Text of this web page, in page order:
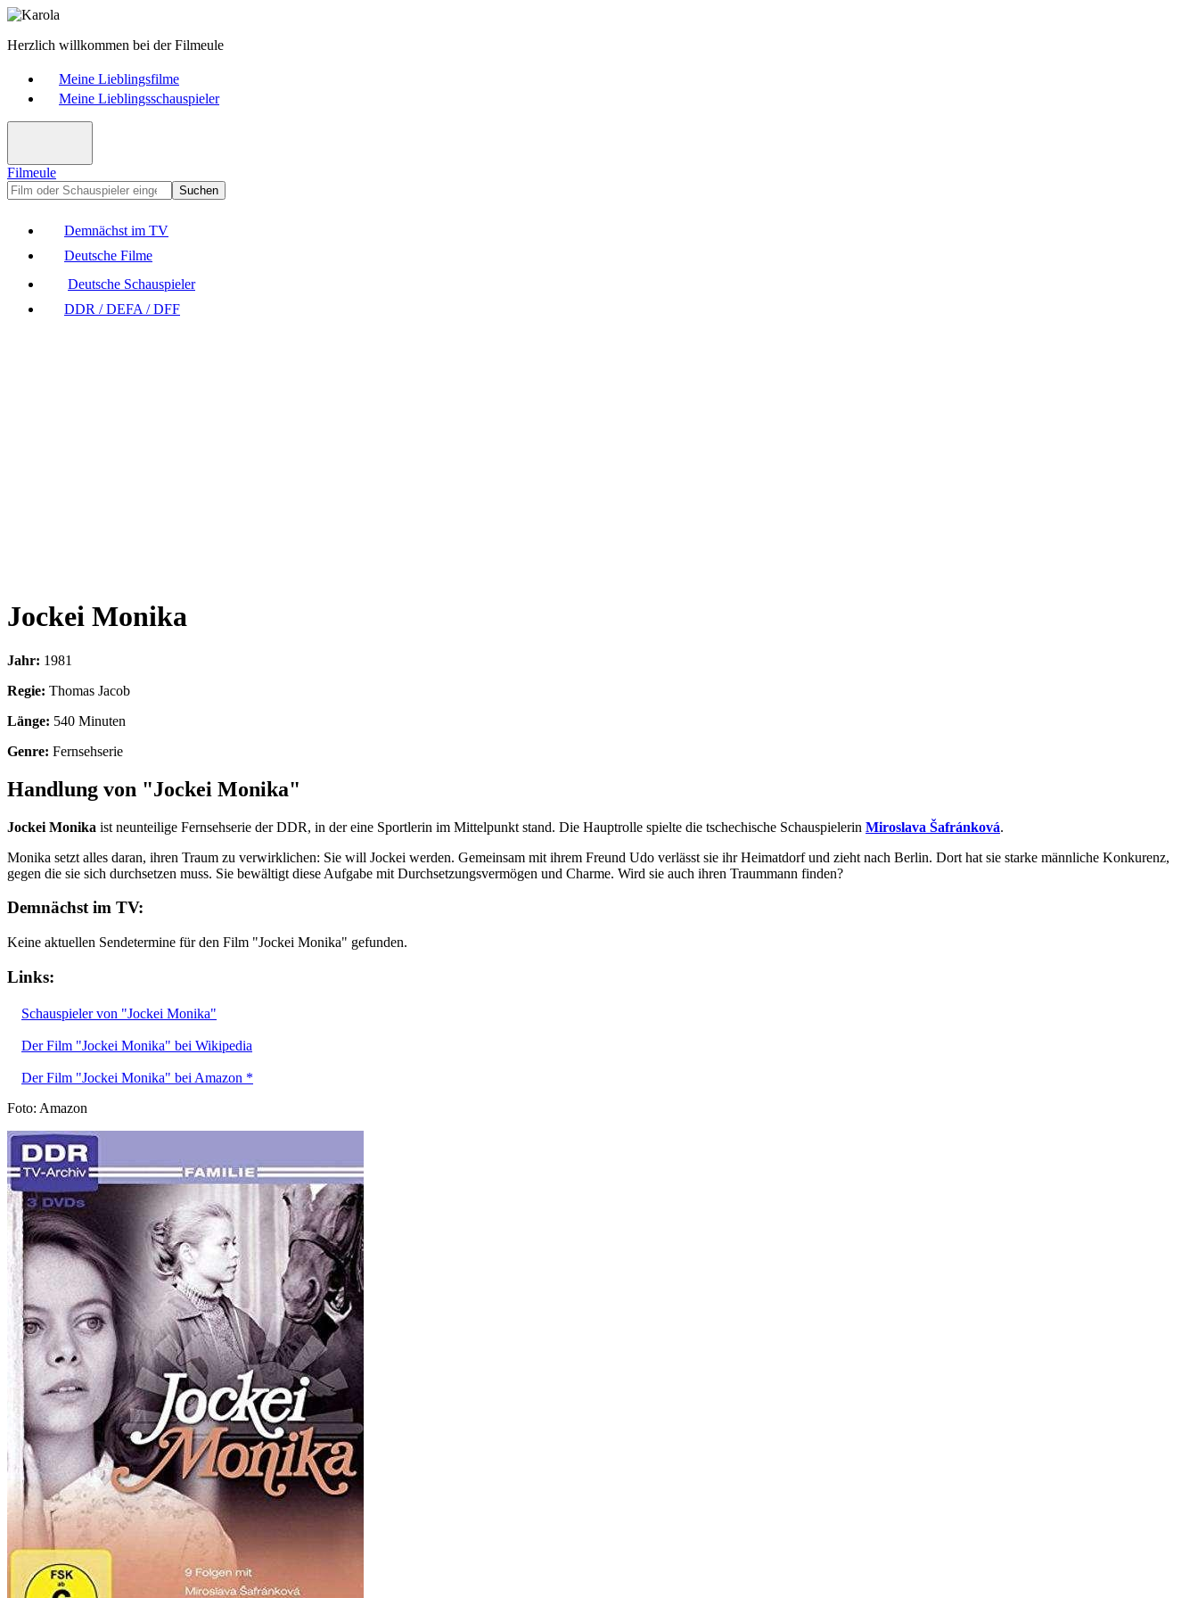
Herzlich willkommen bei der Filmeule
Meine Lieblingsfilme
Meine Lieblingsschauspieler
Filmeule
Suchen
Demnächst im TV
Deutsche Filme
Deutsche Schauspieler
DDR / DEFA / DFF
Jockei Monika
Jahr: 1981
Regie: Thomas Jacob
Länge: 540 Minuten
Genre: Fernsehserie
Handlung von "Jockei Monika"
Jockei Monika ist neunteilige Fernsehserie der DDR, in der eine Sportlerin im Mittelpunkt stand. Die Hauptrolle spielte die tschechische Schauspielerin Miroslava Šafránková.
Monika setzt alles daran, ihren Traum zu verwirklichen: Sie will Jockei werden. Gemeinsam mit ihrem Freund Udo verlässt sie ihr Heimatdorf und zieht nach Berlin. Dort hat sie starke männliche Konkurenz,
gegen die sie sich durchsetzen muss. Sie bewältigt diese Aufgabe mit Durchsetzungsvermögen und Charme. Wird sie auch ihren Traummann finden?
Demnächst im TV:
Keine aktuellen Sendetermine für den Film "Jockei Monika" gefunden.
Links:
Schauspieler von "Jockei Monika"
Der Film "Jockei Monika" bei Wikipedia
Der Film "Jockei Monika" bei Amazon *
Foto: Amazon